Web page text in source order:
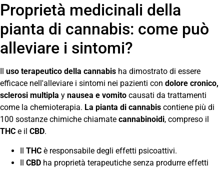
Proprietà medicinali della
pianta di cannabis: come può
alleviare i sintomi?
uso terapeutico della cannabis ha dimostrato di essere
efficace nell'alleviare i sintomi nei pazienti con dolore cronico,
sclerosi multipla y nausea e vomito causati da trattamenti
come la chemioterapia. La pianta di cannabis contiene più di
100 sostanze chimiche chiamate cannabinoidi, compreso il
THC e il CBD.
Il THC è responsabile degli effetti psicoattivi.
Il CBD ha proprietà terapeutiche senza produrre effetti